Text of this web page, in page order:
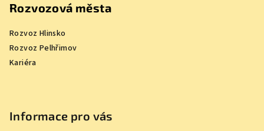
Rozvozová města
Rozvoz Hlinsko
Rozvoz Pelhřimov
Kariéra
Informace pro vás